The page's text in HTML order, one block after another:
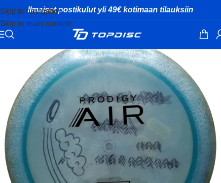
Skip to navigation
Skip to main content
Ilmaiset postikulut yli 49€ kotimaan tilauksiin